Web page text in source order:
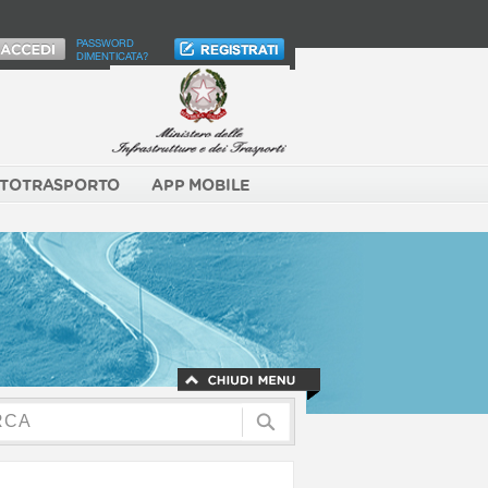
PASSWORD
DIMENTICATA?
APP MOBILE